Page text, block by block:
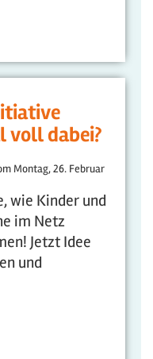
voll dabei?
Montag, 26. Februar
wie Kinder und
im Netz
Jetzt Idee
und